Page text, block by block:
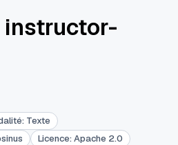
instructor-
: Texte
Licence: Apache 2.0